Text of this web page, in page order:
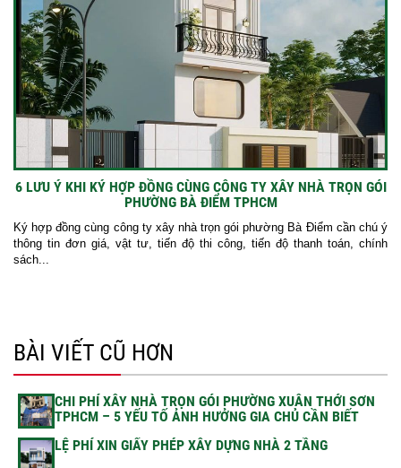
6 LƯU Ý KHI KÝ HỢP ĐỒNG CÙNG CÔNG TY XÂY NHÀ TRỌN GÓI
PHƯỜNG BÀ ĐIỂM TPHCM
Ký hợp đồng cùng công ty xây nhà trọn gói phường Bà Điểm cần chú ý
thông tin đơn giá, vật tư, tiến độ thi công, tiến độ thanh toán, chính
sách...
BÀI VIẾT CŨ HƠN
CHI PHÍ XÂY NHÀ TRỌN GÓI PHƯỜNG XUÂN THỚI SƠN
TPHCM – 5 YẾU TỐ ẢNH HƯỞNG GIA CHỦ CẦN BIẾT
LỆ PHÍ XIN GIẤY PHÉP XÂY DỰNG NHÀ 2 TẦNG